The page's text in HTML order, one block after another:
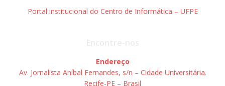
Portal institucional do Centro de Informática – UFPE
Endereço
Av. Jornalista Aníbal Fernandes, s/n – Cidade Universitária.
Recife-PE – Brasil